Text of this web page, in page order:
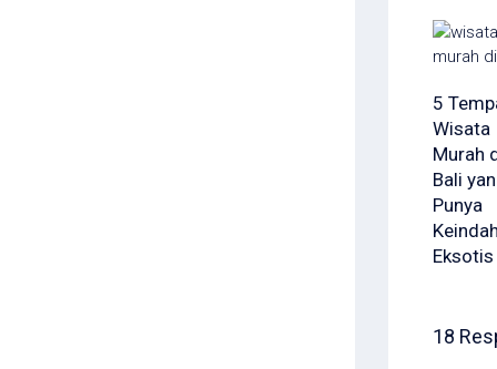
5
Wisata
Murah
Bali
Punya
Eksotis
18